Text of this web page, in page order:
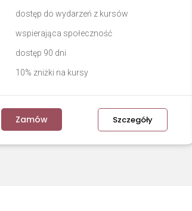
dostęp do wydarzeń z kursów
wspierająca społeczność
dostęp 90 dni
10% zniżki na kursy
Zamów Szczegóły